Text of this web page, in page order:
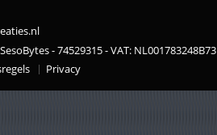
- 74529315 - VAT: NL001783248B73
Privacy